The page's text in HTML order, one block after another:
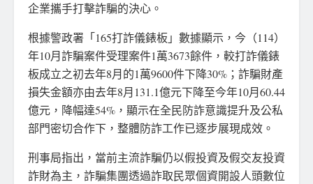
企業攜手打擊詐騙的決心。
根據警政署「165打詐儀錶板」數據顯示，今（114）
年10月詐騙案件受理案件1萬3673餘件，較打詐儀錶
板成立之初去年8月的1萬9600件下降30%；詐騙財產
損失金額亦由去年8月131.1億元下降至今年10月60.44
億元，降幅達54%，顯示在全民防詐意識提升及公私
部門密切合作下，整體防詐工作已逐步展現成效。
刑事局指出，當前主流詐騙仍以假投資及假交友投資
詐財為主，詐騙集團透過詐取民眾個資開設人頭數位